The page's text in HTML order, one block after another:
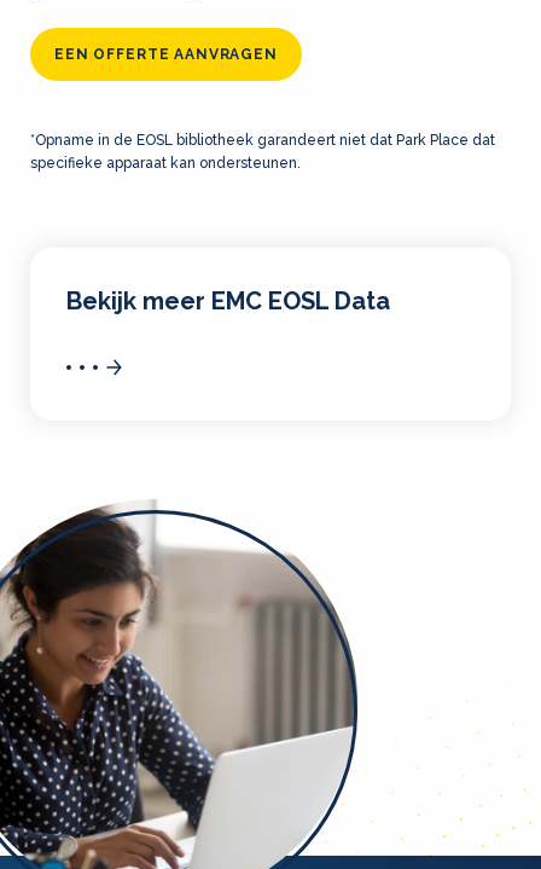
EEN OFFERTE AANVRAGEN
*Opname in de EOSL bibliotheek garandeert niet dat Park Place dat
specifieke apparaat kan ondersteunen.
Bekijk meer EMC EOSL Data